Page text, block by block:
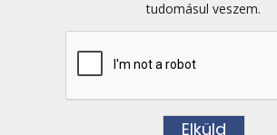
tudomásul veszem.